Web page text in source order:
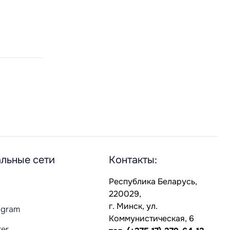
сети Контакты:
Республика Беларусь,
220029,
г. Минск, ул.
Коммунистическая, 6